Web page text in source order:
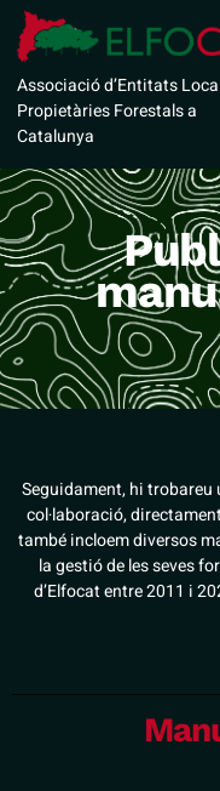
Associació d’Entitats
Propietàries Forestals a
Catalunya
Seguidament, hi trobareu
col·laboració,
també incloem diversos
la gestió de les seves
d’Elfocat entre 2011 i